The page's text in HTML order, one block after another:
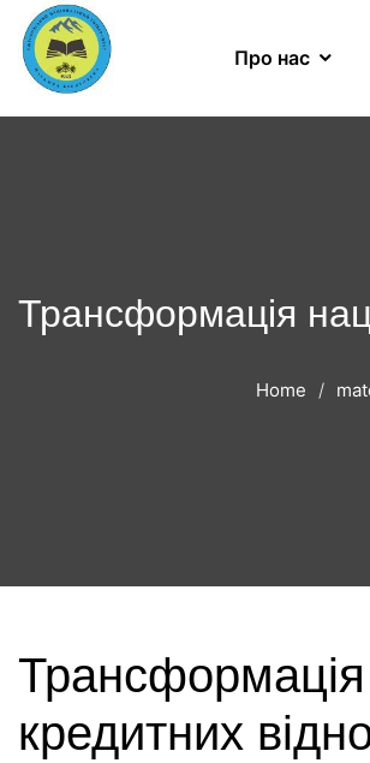
Про нас
Трансформація
Home
Трансформація
кредитних